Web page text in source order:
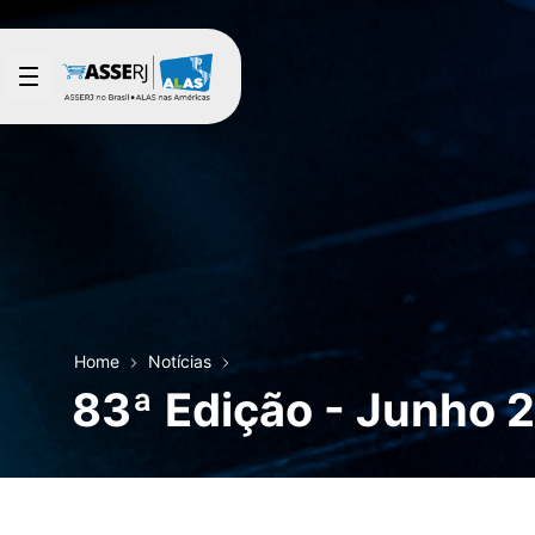
Pular para o Conteúdo principal
Home Notícias
83ª Edição - Junho